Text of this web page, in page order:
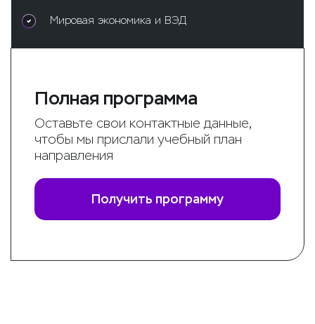
Мировая экономика и ВЭД
Полная программа
Оставьте свои контактные данные,
чтобы мы прислали учебный план
направления
Получить программу